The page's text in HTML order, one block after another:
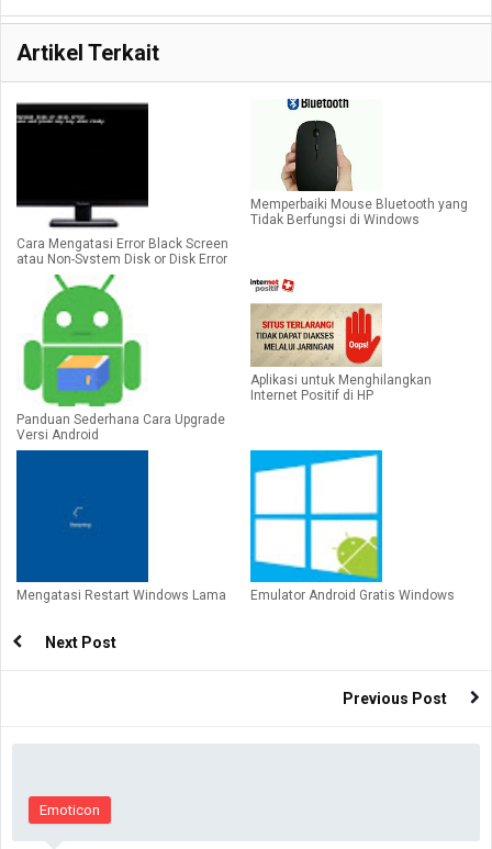
Artikel Terkait
Cara Mengatasi Error Black Screen
atau Non-System Disk or Disk Error
Memperbaiki Mouse Bluetooth yang
Tidak Berfungsi di Windows
Panduan Sederhana Cara Upgrade
Versi Android
Aplikasi untuk Menghilangkan
Internet Positif di HP
Mengatasi Restart Windows Lama Emulator Android Gratis Windows
Next Post
Previous Post
Emoticon